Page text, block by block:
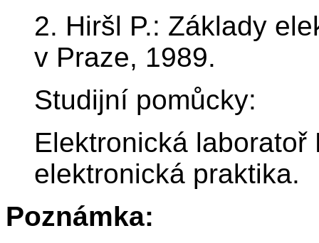
2. Hiršl P.: Základy
v Praze, 1989.
Studijní pomůcky:
Elektronická
elektronická praktika.
Poznámka: